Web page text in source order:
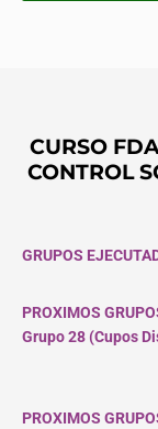
CURSO
CONTROL
GRUPOS
PROXIMOS
Grupo 28 (Cupos
PROXIMOS